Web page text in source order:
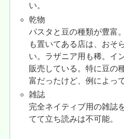
い。
乾物
パスタと豆の種類が豊富
も置いてある店は、おそ
い。ラザニア用も稀。イ
販売している。特に豆の
富だったけど、例によっ
雑誌
完全ネイティブ用の雑誌
てて立ち読みは不可能。